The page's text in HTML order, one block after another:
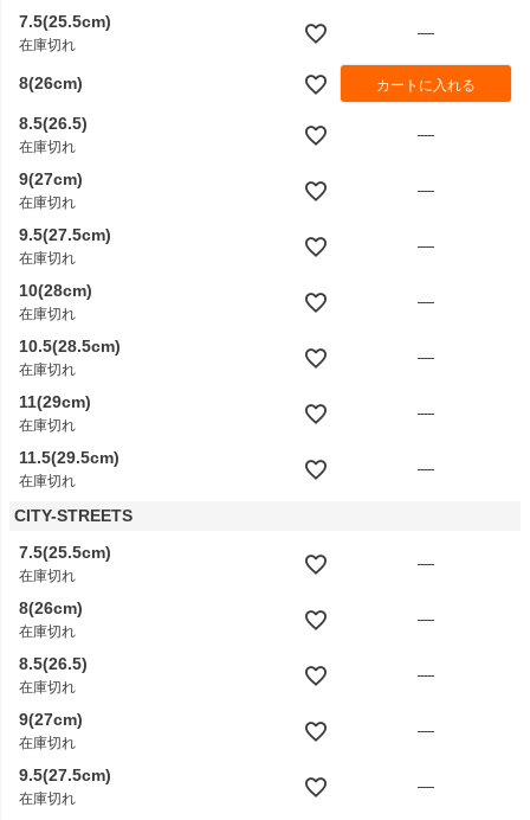
7.5(25.5cm)
在庫切れ
—
8(26cm) カートに入れる
8.5(26.5)
在庫切れ
—
9(27cm)
在庫切れ
—
9.5(27.5cm)
在庫切れ
—
10(28cm)
在庫切れ
—
10.5(28.5cm)
在庫切れ
—
11(29cm)
在庫切れ
—
11.5(29.5cm)
在庫切れ
—
CITY-STREETS
7.5(25.5cm)
在庫切れ
—
8(26cm)
在庫切れ
—
8.5(26.5)
在庫切れ
—
9(27cm)
在庫切れ
—
9.5(27.5cm)
在庫切れ
—